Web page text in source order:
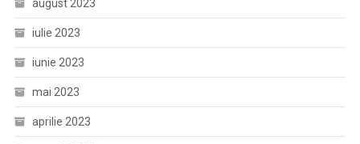
august 2023
iulie 2023
iunie 2023
mai 2023
aprilie 2023